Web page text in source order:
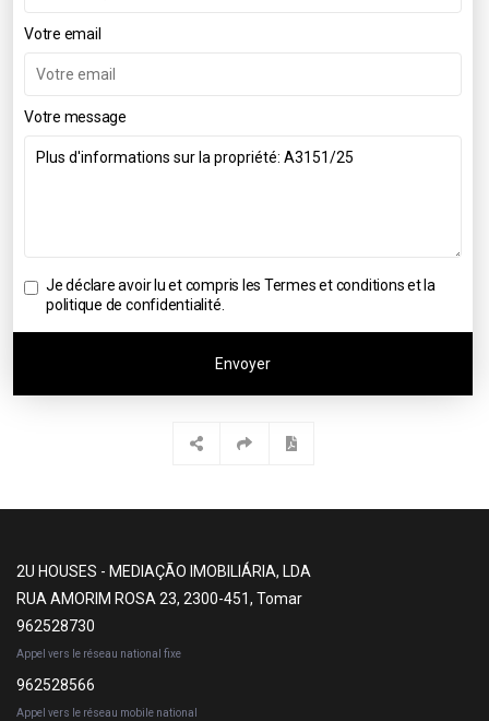
Votre email
Votre message
Je déclare avoir lu et compris les Termes et conditions et la
politique de confidentialité
Envoyer
2U HOUSES - MEDIAÇÃO IMOBILIÁRIA, LDA
RUA AMORIM ROSA 23, 2300-451, Tomar
962528730
Appel vers le réseau national fixe
962528566
Appel vers le réseau mobile national